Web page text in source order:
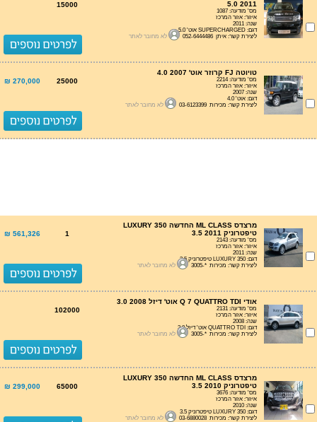
5.0 2011
מס' מודעה: 1087
איזור: אזור המרכז
שנה: 2011
דגם: SUPERCHARGED אוט' 5.0
ליצירת קשר: איתן 052-6444486
לא מחובר לאתר
15000
טויוטה FJ קרוזר אוט' 4.0 2007
מס' מודעה: 2214
איזור: אזור המרכז
שנה: 2007
דגם: אוט' 4.0
ליצירת קשר: מכירות 03-6123399
לא מחובר לאתר
25000
270,000 ₪
מרצדס ML CLASS החדשה LUXURY 350
טיפטרוניק 3.5 2011
מס' מודעה: 2143
איזור: אזור המרכז
שנה: 2011
דגם: LUXURY 350 טיפטרוניק 3.5
ליצירת קשר: מכירות *-3005
לא מחובר לאתר
1
561,326 ₪
אודי Q 7 QUATTRO TDI אוט' דיזל 3.0 2008
מס' מודעה: 2131
איזור: אזור המרכז
שנה: 2008
דגם: QUATTRO TDI אוט' דיזל 3.0
ליצירת קשר: מכירות *-3005
לא מחובר לאתר
102000
מרצדס ML CLASS החדשה LUXURY 350
טיפטרוניק 3.5 2010
מס' מודעה: 3676
איזור: אזור המרכז
שנה: 2010
דגם: LUXURY 350 טיפטרוניק 3.5
ליצירת קשר: מכירות 03-6880028
לא מחובר לאתר
65000
299,000 ₪